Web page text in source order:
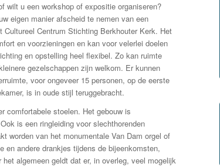
wilt u een workshop of expositie organiseren?
eigen manier afscheid te nemen van een
Centrum Stichting Berkhouter Kerk. Het
en voorzieningen en kan voor velerlei doelen
en opstelling heel flexibel. Zo kan ruimte
gezelschappen zijn welkom. Er kunnen
voor ongeveer 15 personen, op de eerste
is in oude stijl teruggebracht.
comfortabele stoelen. Het gebouw is
is een ringleiding voor slechthorenden
worden van het monumentale Van Dam orgel of
en andere drankjes tijdens de bijeenkomsten,
algemeen geldt dat er, in overleg, veel mogelijk